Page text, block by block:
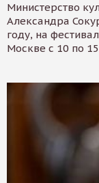
Министерство
Александра
году, на
Москве с 10 по